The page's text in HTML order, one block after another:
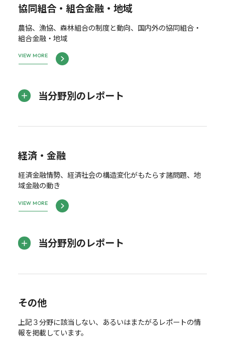
協同組合・組合金融・地域
農協、漁協、森林組合の制度と動向、国内外の協同組合・
組合金融・地域
VIEW MORE
当分野別のレポート
経済・金融
経済金融情勢、経済社会の構造変化がもたらす諸問題、地
域金融の動き
VIEW MORE
当分野別のレポート
その他
上記３分野に該当しない、あるいはまたがるレポートの情
報を掲載しています。